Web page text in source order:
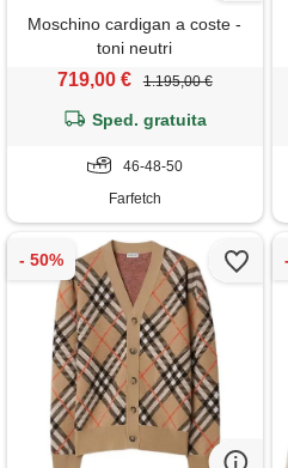
Moschino cardigan a coste -
toni neutri
719,00 € 1.195,00 €
Sped. gratuita
46-48-50
Farfetch